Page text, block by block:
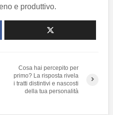
e produttivo.
Cosa hai percepito per
primo? La risposta rivela
i tratti distintivi e nascosti
della tua personalità